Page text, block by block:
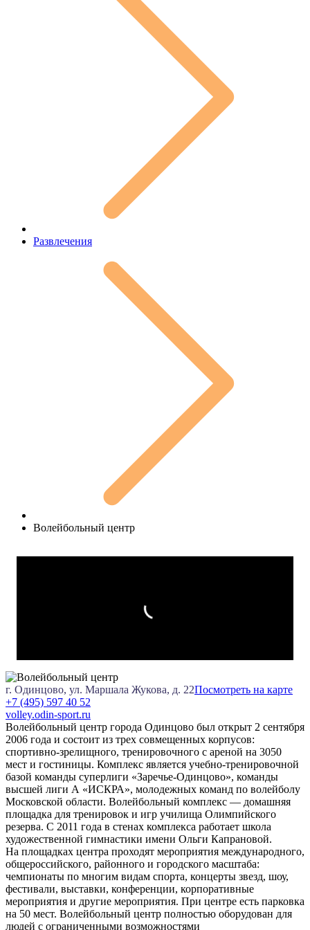
Развлечения
Волейбольный центр
г. Одинцово, ул. Маршала Жукова, д. 22Посмотреть на карте
+7 (495) 597 40 52
volley.odin-sport.ru
Волейбольный центр города Одинцово был открыт 2 сентября
2006 года и состоит из трех совмещенных корпусов:
спортивно-зрелищного, тренировочного с ареной на 3050
мест и гостиницы. Комплекс является учебно-тренировочной
базой команды суперлиги «Заречье-Одинцово», команды
высшей лиги А «ИСКРА», молодежных команд по волейболу
Московской области. Волейбольный комплекс — домашняя
площадка для тренировок и игр училища Олимпийского
резерва. С 2011 года в стенах комплекса работает школа
художественной гимнастики имени Ольги Капрановой.
На площадках центра проходят мероприятия международного,
общероссийского, районного и городского масштаба:
чемпионаты по многим видам спорта, концерты звезд, шоу,
фестивали, выставки, конференции, корпоративные
мероприятия и другие мероприятия. При центре есть парковка
на 50 мест. Волейбольный центр полностью оборудован для
людей с ограниченными возможностями